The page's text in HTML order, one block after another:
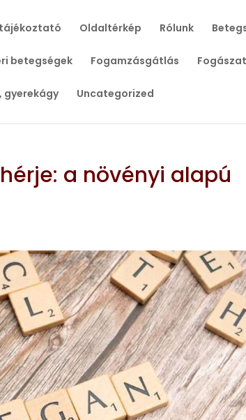
Oldaltérkép Rólunk
betegségek Fogamzásgátlás Fogászat
gyerekágy Uncategorized
a növényi alapú